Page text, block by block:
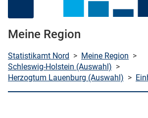
Meine Region
Statistikamt Nord > Meine Region >
Schleswig-Holstein (Auswahl) >
Herzogtum Lauenburg (Auswahl) >